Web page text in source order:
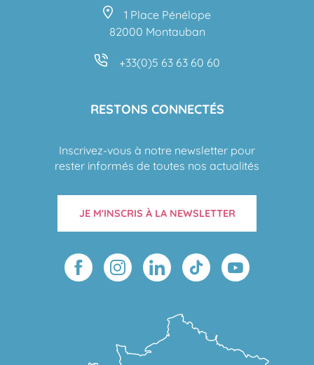
1 Place Pénélope
82000 Montauban
+33(0)5 63 63 60 60
RESTONS CONNECTÉS
Inscrivez-vous à notre newsletter pour
rester informés de toutes nos actualités
JE M'INSCRIS À LA NEWSLETTER